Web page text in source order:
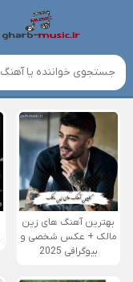
بهترین آهنگ های زین
مالک + عکس شخصی و
بیوگرافی 2025